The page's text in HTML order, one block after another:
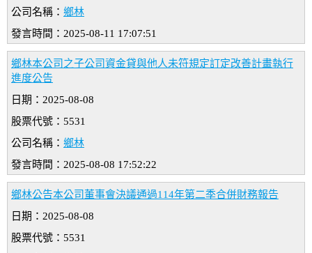
公司名稱： 鄉林
發言時間：2025-08-11 17:07:51
鄉林本公司之子公司資金貸與他人未符規定訂定改善計畫執行
進度公告
日期：2025-08-08
股票代號：5531
公司名稱： 鄉林
發言時間：2025-08-08 17:52:22
鄉林公告本公司董事會決議通過114年第二季合併財務報告
日期：2025-08-08
股票代號：5531